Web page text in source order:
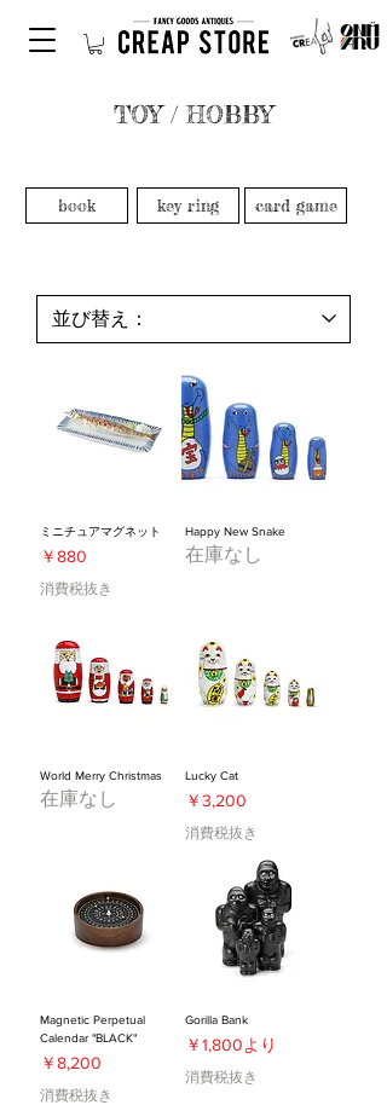
TOY / HOBBY
book key ring card game
ミニチュアマグネット
価格
￥880
消費税抜き
Happy New Snake
在庫なし
World Merry Christmas
在庫なし
Lucky Cat
価格
￥3,200
消費税抜き
Magnetic Perpetual
Calendar "BLACK"
価格
￥8,200
消費税抜き
Gorilla Bank
￥1,800より
セール価格
消費税抜き